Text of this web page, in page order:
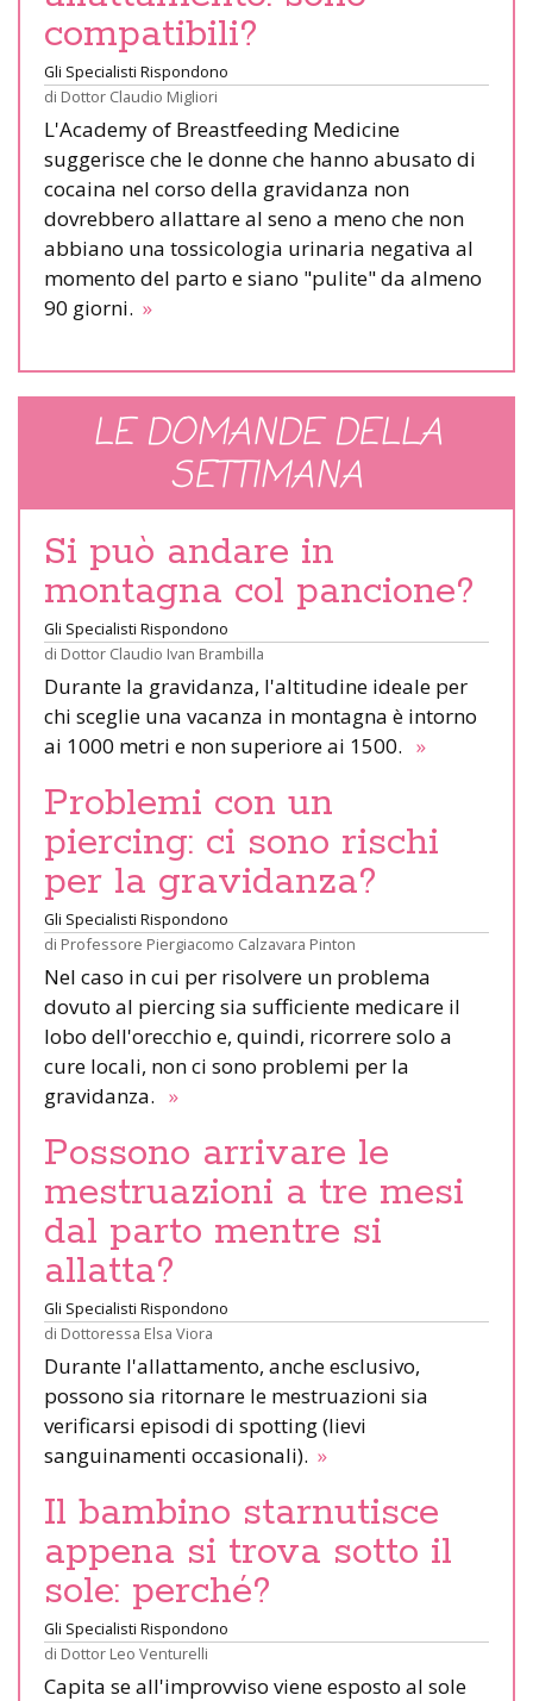
compatibili?
Gli Specialisti Rispondono
di Dottor Claudio Migliori
L'Academy of Breastfeeding Medicine
suggerisce che le donne che hanno abusato di
cocaina nel corso della gravidanza non
dovrebbero allattare al seno a meno che non
abbiano una tossicologia urinaria negativa al
momento del parto e siano "pulite" da almeno
90 giorni. »
LE DOMANDE DELLA
SETTIMANA
Si può andare in
montagna col pancione?
Gli Specialisti Rispondono
di Dottor Claudio Ivan Brambilla
Durante la gravidanza, l'altitudine ideale per
chi sceglie una vacanza in montagna è intorno
ai 1000 metri e non superiore ai 1500. »
Problemi con un
piercing: ci sono rischi
per la gravidanza?
Gli Specialisti Rispondono
di Professore Piergiacomo Calzavara Pinton
Nel caso in cui per risolvere un problema
dovuto al piercing sia sufficiente medicare il
lobo dell'orecchio e, quindi, ricorrere solo a
cure locali, non ci sono problemi per la
gravidanza. »
Possono arrivare le
mestruazioni a tre mesi
dal parto mentre si
allatta?
Gli Specialisti Rispondono
di Dottoressa Elsa Viora
Durante l'allattamento, anche esclusivo,
possono sia ritornare le mestruazioni sia
verificarsi episodi di spotting (lievi
sanguinamenti occasionali). »
Il bambino starnutisce
appena si trova sotto il
sole: perché?
Gli Specialisti Rispondono
di Dottor Leo Venturelli
Capita se all'improvviso viene esposto al sole